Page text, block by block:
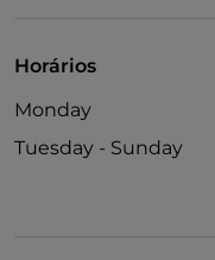
Horários
Monday
Tuesday - Sunday